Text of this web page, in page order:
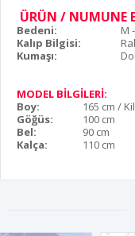
ÜRÜN / NUMUNE
Bedeni:
M
Kalıp Bilgisi:
Kumaşı:
MODEL BİLGİLERİ:
Boy:
165 cm /
Göğüs:
100 cm
Bel:
90 cm
Kalça:
110 cm